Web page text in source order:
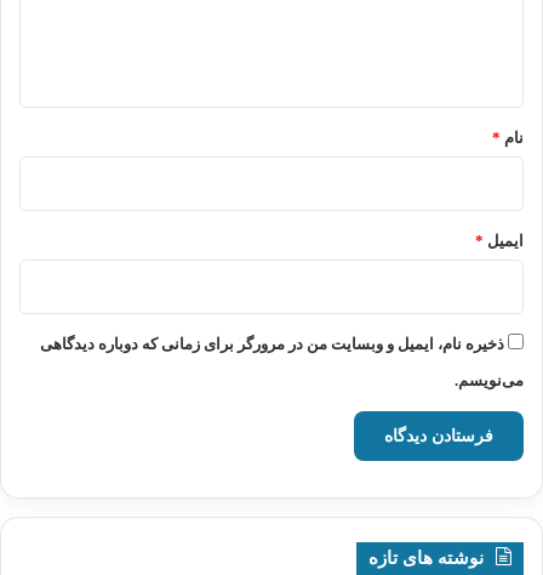
نام *
ایمیل *
ذخیره نام، ایمیل و وبسایت من در مرورگر برای زمانی که دوباره دیدگاهی
می‌نویسم.
نوشته های تازه